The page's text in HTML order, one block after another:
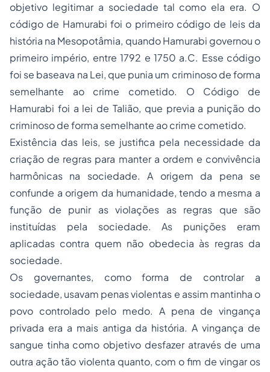
objetivo legitimar a sociedade tal como ela era. O
código de Hamurabi foi o primeiro código de leis da
história na Mesopotâmia, quando Hamurabi governou o
primeiro império, entre 1792 e 1750 a.C. Esse código
foi se baseava na Lei, que punia um criminoso de forma
semelhante ao crime cometido. O Código de
Hamurabi foi a lei de Talião, que previa a punição do
criminoso de forma semelhante ao crime cometido.
Existência das leis, se justifica pela necessidade da
criação de regras para manter a ordem e convivência
harmônicas na sociedade. A origem da pena se
confunde a origem da humanidade, tendo a mesma a
função de punir as violações as regras que são
instituídas pela sociedade. As punições eram
aplicadas contra quem não obedecia às regras da
sociedade.
Os governantes, como forma de controlar a
sociedade, usavam penas violentas e assim mantinha o
povo controlado pelo medo. A pena de vingança
privada era a mais antiga da história. A vingança de
sangue tinha como objetivo desfazer através de uma
outra ação tão violenta quanto, com o fim de vingar os